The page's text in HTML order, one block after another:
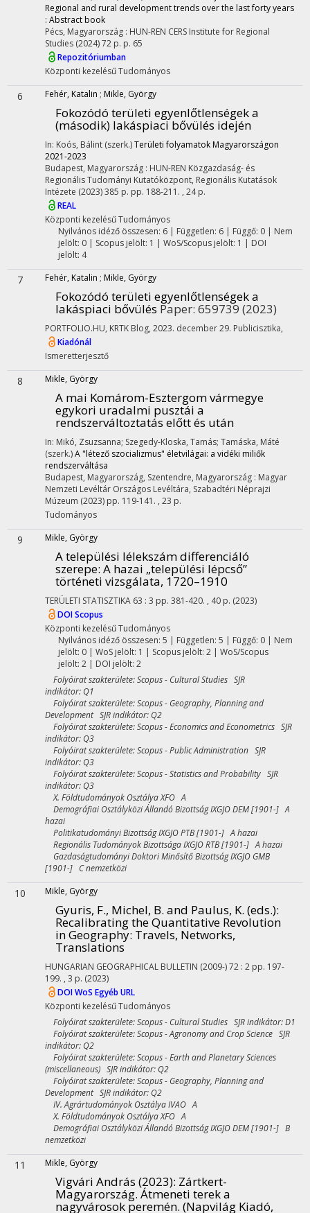
Regional and rural development trends over the last forty years
: Abstract book
Pécs, Magyarország : HUN-REN CERS Institute for Regional
Studies (2024)72 p. p. 65
Repozitóriumban
Központi kezelésűTudományos
6 Fehér, Katalin ; Mikle, György
Fokozódó területi egyenlőtlenségek a
(második) lakáspiaci bővülés idején
In: Koós, Bálint (szerk.)Területi folyamatok Magyarországon
2021-2023
Budapest, Magyarország : HUN-REN Közgazdaság- és
Regionális Tudományi Kutatóközpont, Regionális Kutatások
Intézete (2023)385 p. pp. 188-211. , 24 p.
REAL
Központi kezelésűTudományos
Nyilvános idéző összesen: 6| Független: 6 | Függő: 0 | Nem
jelölt: 0 | Scopus jelölt: 1 | WoS/Scopus jelölt: 1 | DOI
jelölt: 4
7 Fehér, Katalin ; Mikle, György
Fokozódó területi egyenlőtlenségek a
lakáspiaci bővülés Paper: 659739 (2023)
PORTFOLIO.HU, KRTK Blog, 2023. december 29. Publicisztika,
Kiadónál
Ismeretterjesztő
8 Mikle, György
A mai Komárom-Esztergom vármegye
egykori uradalmi pusztái a
rendszerváltoztatás előtt és után
In: Mikó, Zsuzsanna; Szegedy-Kloska, Tamás; Tamáska, Máté
(szerk.)A "létező szocializmus" életvilágai: a vidéki miliők
rendszerváltása
Budapest, Magyarország, Szentendre, Magyarország : Magyar
Nemzeti Levéltár Országos Levéltára, Szabadtéri Néprajzi
Múzeum (2023) pp. 119-141. , 23 p.
Tudományos
9 Mikle, György
A települési lélekszám differenciáló
szerepe: A hazai „települési lépcső”
történeti vizsgálata, 1720–1910
TERÜLETI STATISZTIKA 63 : 3 pp. 381-420. , 40 p. (2023)
DOIScopus
Központi kezelésűTudományos
Nyilvános idéző összesen: 5 | Független: 5 | Függő: 0 | Nem
jelölt: 0 | WoS jelölt: 1 | Scopus jelölt: 2 | WoS/Scopus
jelölt: 2 | DOI jelölt: 2
Folyóirat szakterülete: Scopus - Cultural Studies SJR
indikátor: Q1
Folyóirat szakterülete: Scopus - Geography, Planning and
Development SJR indikátor: Q2
Folyóirat szakterülete: Scopus - Economics and Econometrics SJR
indikátor: Q3
Folyóirat szakterülete: Scopus - Public Administration SJR
indikátor: Q3
Folyóirat szakterülete: Scopus - Statistics and Probability SJR
indikátor: Q3
X. Földtudományok Osztálya XFO A
Demográfiai Osztályközi Állandó Bizottság IXGJO DEM [1901-] A
hazai
Politikatudományi Bizottság IXGJO PTB [1901-] A hazai
Regionális Tudományok Bizottsága IXGJO RTB [1901-] A hazai
Gazdaságtudományi Doktori Minősítő Bizottság IXGJO GMB
[1901-] C nemzetközi
10 Mikle, György
Gyuris, F., Michel, B. and Paulus, K. (eds.):
Recalibrating the Quantitative Revolution
in Geography: Travels, Networks,
Translations
HUNGARIAN GEOGRAPHICAL BULLETIN (2009-)72 : 2 pp. 197-
199. , 3 p. (2023)
DOIWoS Egyéb URL
Központi kezelésűTudományos
Folyóirat szakterülete: Scopus - Cultural Studies SJR indikátor: D1
Folyóirat szakterülete: Scopus - Agronomy and Crop Science SJR
indikátor: Q2
Folyóirat szakterülete: Scopus - Earth and Planetary Sciences
(miscellaneous) SJR indikátor: Q2
Folyóirat szakterülete: Scopus - Geography, Planning and
Development SJR indikátor: Q2
IV. Agrártudományok Osztálya IVAO A
X. Földtudományok Osztálya XFO A
Demográfiai Osztályközi Állandó Bizottság IXGJO DEM [1901-] B
nemzetközi
11 Mikle, György
Vigvári András (2023): Zártkert-
Magyarország. Átmeneti terek a
nagyvárosok peremén. (Napvilág Kiadó,